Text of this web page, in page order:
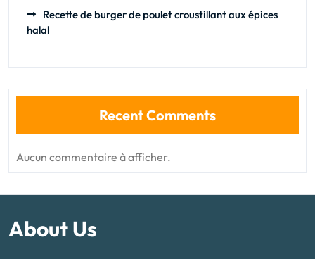
Recette de burger de poulet croustillant aux épices
halal
Recent Comments
Aucun commentaire à afficher.
About Us